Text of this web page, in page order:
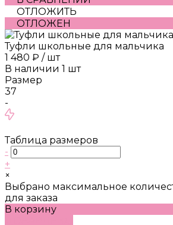
ОТЛОЖИТЬ
ОТЛОЖЕН
Туфли школьные для мальчика
1 480 ₽ / шт
В наличии 1 шт
Размер
37
-
Таблица размеров
-
+
×
Выбрано максимальное
для заказа
В корзину